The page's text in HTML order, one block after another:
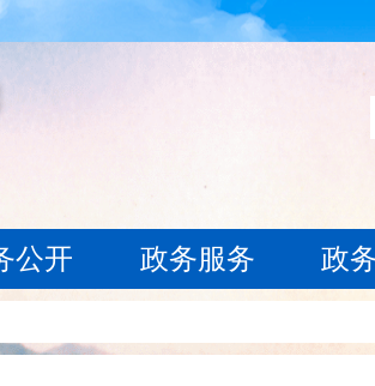
公开 政务服务 政